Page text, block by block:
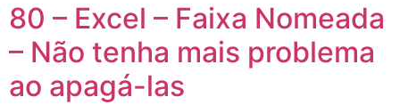
80 – Excel – Faixa Nomeada
– Não tenha mais problema
ao apagá-las